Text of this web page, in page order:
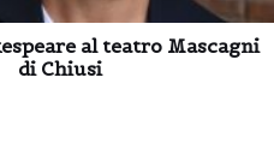
al teatro Mascagni
di Chiusi